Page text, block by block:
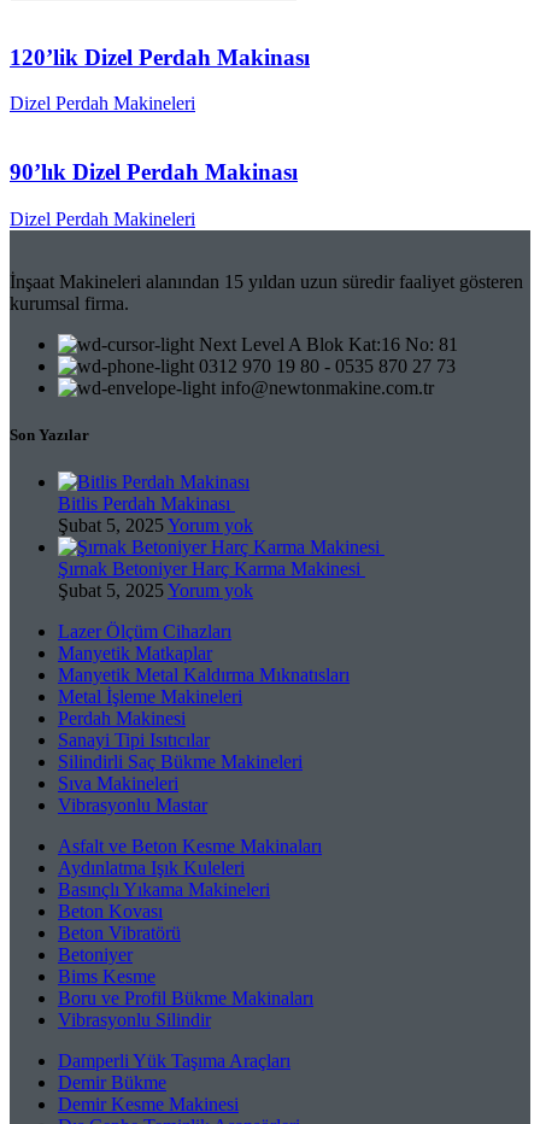
120’lik Dizel Perdah Makinası
Dizel Perdah Makineleri
90’lık Dizel Perdah Makinası
Dizel Perdah Makineleri
İnşaat Makineleri alanından 15 yıldan uzun süredir faaliyet gösteren
kurumsal firma.
Next Level A Blok Kat:16 No: 81
0312 970 19 80 - 0535 870 27 73
info@newtonmakine.com.tr
Son Yazılar
Bitlis Perdah Makinası
Şubat 5, 2025Yorum yok
Şırnak Betoniyer Harç Karma Makinesi
Şubat 5, 2025Yorum yok
Lazer Ölçüm Cihazları
Manyetik Matkaplar
Manyetik Metal Kaldırma Mıknatısları
Metal İşleme Makineleri
Perdah Makinesi
Sanayi Tipi Isıtıcılar
Silindirli Saç Bükme Makineleri
Sıva Makineleri
Vibrasyonlu Mastar
Asfalt ve Beton Kesme Makinaları
Aydınlatma Işık Kuleleri
Basınçlı Yıkama Makineleri
Beton Kovası
Beton Vibratörü
Betoniyer
Bims Kesme
Boru ve Profil Bükme Makinaları
Vibrasyonlu Silindir
Damperli Yük Taşıma Araçları
Demir Bükme
Demir Kesme Makinesi